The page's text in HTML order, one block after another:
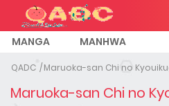
MANGA MANHWA
QADC Maruoka-san Chi no
Maruoka-san Chi no